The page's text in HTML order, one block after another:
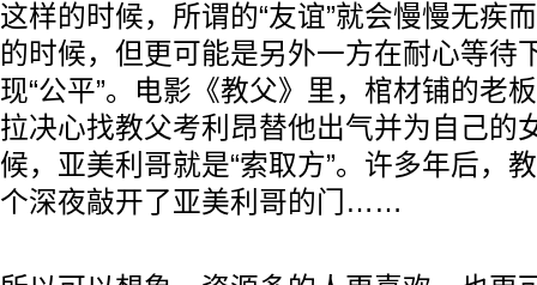
这样的时候，所谓的“友谊”就会慢慢无疾
的时候，但更可能是另外一方在耐心等待
现“公平”。电影《教父》里，棺材铺的老
拉决心找教父考利昂替他出气并为自己的
候，亚美利哥就是“索取方”。许多年后，
个深夜敲开了亚美利哥的门……